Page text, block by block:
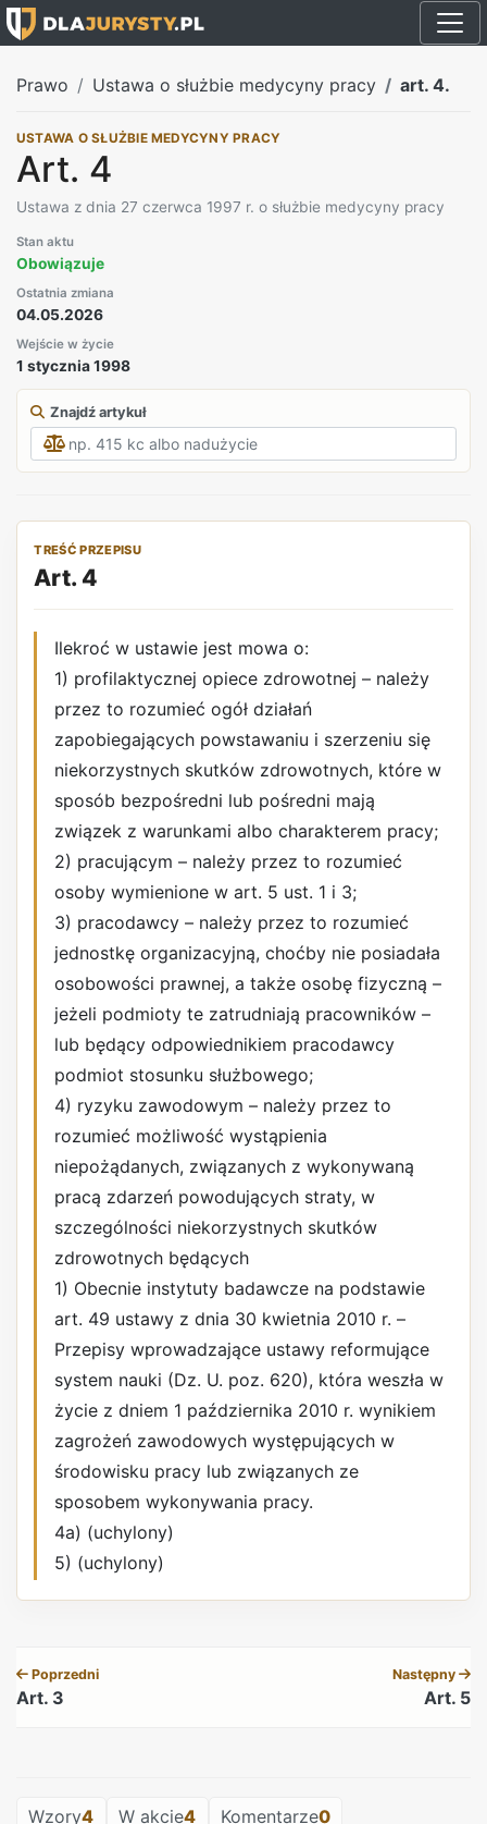
Prawo Ustawa o służbie medycyny pracy art. 4.
USTAWA O SŁUŻBIE MEDYCYNY PRACY
Art. 4
Ustawa z dnia 27 czerwca 1997 r. o służbie medycyny pracy
Stan aktu
Obowiązuje
Ostatnia zmiana
04.05.2026
Wejście w życie
1 stycznia 1998
Znajdź artykuł
TREŚĆ PRZEPISU
Art. 4
Ilekroć w ustawie jest mowa o:
1) profilaktycznej opiece zdrowotnej – należy
przez to rozumieć ogół działań
zapobiegających powstawaniu i szerzeniu się
niekorzystnych skutków zdrowotnych, które w
sposób bezpośredni lub pośredni mają
związek z warunkami albo charakterem pracy;
2) pracującym – należy przez to rozumieć
osoby wymienione w art. 5 ust. 1 i 3;
3) pracodawcy – należy przez to rozumieć
jednostkę organizacyjną, choćby nie posiadała
osobowości prawnej, a także osobę fizyczną –
jeżeli podmioty te zatrudniają pracowników –
lub będący odpowiednikiem pracodawcy
podmiot stosunku służbowego;
4) ryzyku zawodowym – należy przez to
rozumieć możliwość wystąpienia
niepożądanych, związanych z wykonywaną
pracą zdarzeń powodujących straty, w
szczególności niekorzystnych skutków
zdrowotnych będących
1) Obecnie instytuty badawcze na podstawie
art. 49 ustawy z dnia 30 kwietnia 2010 r. –
Przepisy wprowadzające ustawy reformujące
system nauki (Dz. U. poz. 620), która weszła w
życie z dniem 1 października 2010 r. wynikiem
zagrożeń zawodowych występujących w
środowisku pracy lub związanych ze
sposobem wykonywania pracy.
4a) (uchylony)
5) (uchylony)
Poprzedni
Art. 3
Następny
Art. 5
Wzory4 W akcie4 Komentarze0